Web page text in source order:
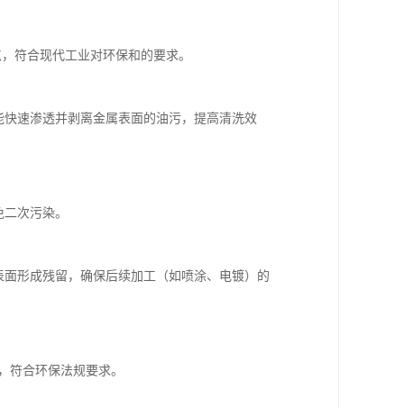
符合现代工业对环保和的要求。
速渗透并剥离金属表面的油污，提高清洗效
次污染。
形成残留，确保后续加工（如喷涂、电镀）的
符合环保法规要求。